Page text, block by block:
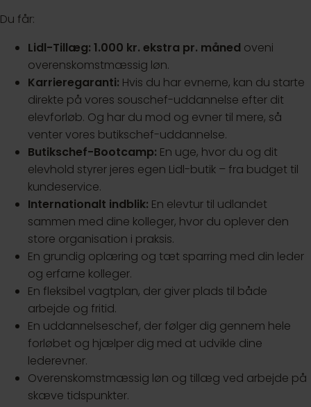
Du får:
Lidl-Tillæg: 1.000 kr. ekstra pr. måned oveni
overenskomstmæssig løn.
Karrieregaranti: Hvis du har evnerne, kan du starte
direkte på vores souschef-uddannelse efter dit
elevforløb. Og har du mod og evner til mere, så
venter vores butikschef-uddannelse.
Butikschef-Bootcamp: En uge, hvor du og dit
elevhold styrer jeres egen Lidl-butik – fra budget til
kundeservice.
Internationalt indblik: En elevtur til udlandet
sammen med dine kolleger, hvor du oplever den
store organisation i praksis.
En grundig oplæring og tæt sparring med din leder
og erfarne kolleger.
En fleksibel vagtplan, der giver plads til både
arbejde og fritid.
En uddannelseschef, der følger dig gennem hele
forløbet og hjælper dig med at udvikle dine
lederevner.
Overenskomstmæssig løn og tillæg ved arbejde på
skæve tidspunkter.